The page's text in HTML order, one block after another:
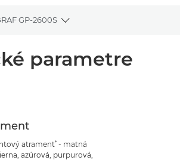
GP-2600S
Toggle breadcrumbs
parametre
atrament* - matná
azúrová, purpurová,